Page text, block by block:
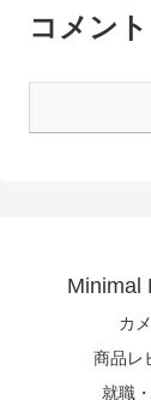
コメント
Minimal
カ
商品レ
就職